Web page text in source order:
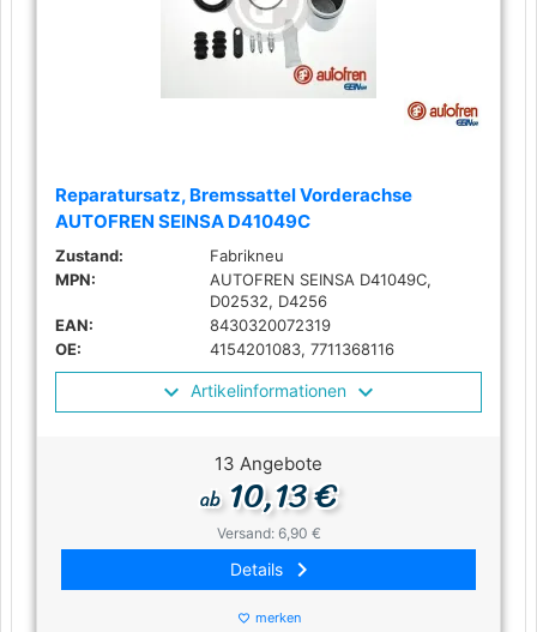
Reparatursatz, Bremssattel Vorderachse
AUTOFREN SEINSA D41049C
Zustand:
Fabrikneu
MPN:
AUTOFREN SEINSA D41049C,
D02532, D4256
EAN:
8430320072319
OE:
4154201083, 7711368116
Artikelinformationen
13 Angebote
ab10,13 €
Versand: 6,90 €
Details keyboard_arrow_right
favorite_border merken